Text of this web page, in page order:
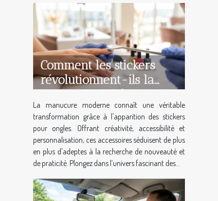
Comment les stickers
révolutionnent-ils la
manucure moderne ?
La manucure moderne connaît une véritable
transformation grâce à l'apparition des stickers
pour ongles. Offrant créativité, accessibilité et
personnalisation, ces accessoires séduisent de plus
en plus d'adeptes à la recherche de nouveauté et
de praticité. Plongez dans l’univers fascinant des...